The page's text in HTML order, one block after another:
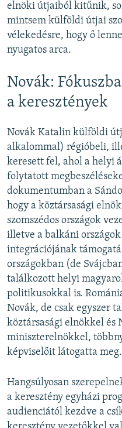
elnöki útjaiból kitűnik,
mintsem külföldi útjai
vélekedésre, hogy ő
nyugatos arca.
Novák:
a keresztények
Novák Katalin külföldi
alkalommal) régióbeli,
keresett fel, ahol a helyi
folytatott
dokumentumban a
hogy a köztársasági
szomszédos országok
illetve a balkáni
integrációjának
országokban (de
találkozott helyi
politikusokkal is.
Novák, de csak egyszer
köztársasági elnökkel és
miniszterelnökkel,
képviselőit látogatta meg.
Hangsúlyosan
a keresztény egyházi
audienciától kezdve a